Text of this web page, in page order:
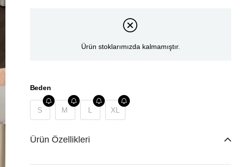
Ürün stoklarımızda kalmamıştır.
Beden
S M L XL
Ürün Özellikleri